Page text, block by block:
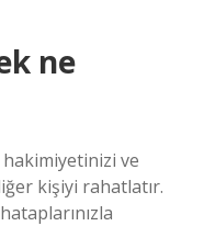
ne
ve
kişiyi rahatlatır.